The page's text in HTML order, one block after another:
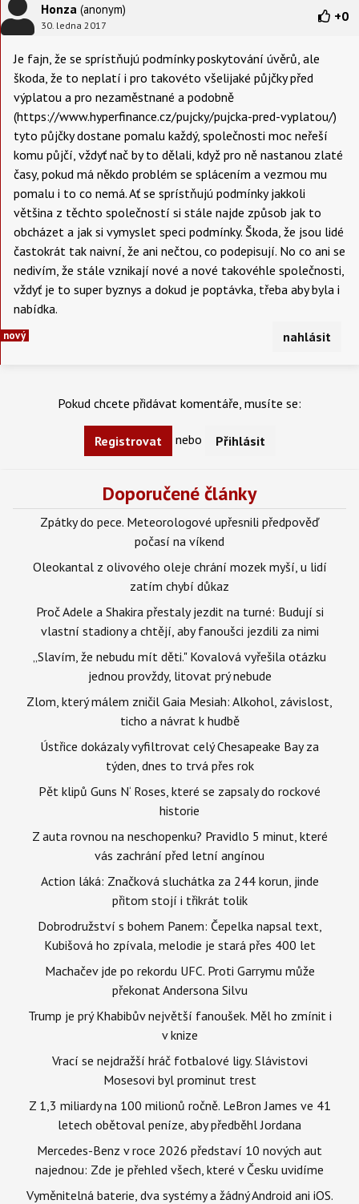
Honza (anonym)
30. ledna 2017
+0
Je fajn, že se sprístňujú podmínky poskytování úvěrů, ale
škoda, že to neplatí i pro takovéto všelijaké půjčky před
výplatou a pro nezaměstnané a podobně
(https://www.hyperfinance.cz/pujcky/pujcka-pred-vyplatou/)
tyto půjčky dostane pomalu každý, společnosti moc neřeší
komu půjčí, vždyť nač by to dělali, když pro ně nastanou zlaté
časy, pokud má někdo problém se splácením a vezmou mu
pomalu i to co nemá. Ať se sprístňujú podmínky jakkoli
většina z těchto společností si stále najde způsob jak to
obcházet a jak si vymyslet speci podmínky. Škoda, že jsou lidé
častokrát tak naivní, že ani nečtou, co podepisují. No co ani se
nedivím, že stále vznikají nové a nové takovéhle společnosti,
vždyť je to super byznys a dokud je poptávka, třeba aby byla i
nabídka.
nový nahlásit
Pokud chcete přidávat komentáře, musíte se:
Registrovat nebo Přihlásit
Doporučené články
Zpátky do pece. Meteorologové upřesnili předpověď
počasí na víkend
Oleokantal z olivového oleje chrání mozek myší, u lidí
zatím chybí důkaz
Proč Adele a Shakira přestaly jezdit na turné: Budují si
vlastní stadiony a chtějí, aby fanoušci jezdili za nimi
„Slavím, že nebudu mít děti." Kovalová vyřešila otázku
jednou provždy, litovat prý nebude
Zlom, který málem zničil Gaia Mesiah: Alkohol, závislost,
ticho a návrat k hudbě
Ústřice dokázaly vyfiltrovat celý Chesapeake Bay za
týden, dnes to trvá přes rok
Pět klipů Guns N‘ Roses, které se zapsaly do rockové
historie
Z auta rovnou na neschopenku? Pravidlo 5 minut, které
vás zachrání před letní angínou
Action láká: Značková sluchátka za 244 korun, jinde
přitom stojí i třikrát tolik
Dobrodružství s bohem Panem: Čepelka napsal text,
Kubišová ho zpívala, melodie je stará přes 400 let
Machačev jde po rekordu UFC. Proti Garrymu může
překonat Andersona Silvu
Trump je prý Khabibův největší fanoušek. Měl ho zmínit i
v knize
Vrací se nejdražší hráč fotbalové ligy. Slávistovi
Mosesovi byl prominut trest
Z 1,3 miliardy na 100 milionů ročně. LeBron James ve 41
letech obětoval peníze, aby předběhl Jordana
Mercedes-Benz v roce 2026 představí 10 nových aut
najednou: Zde je přehled všech, které v Česku uvidíme
Vyměnitelná baterie, dva systémy a žádný Android ani iOS.